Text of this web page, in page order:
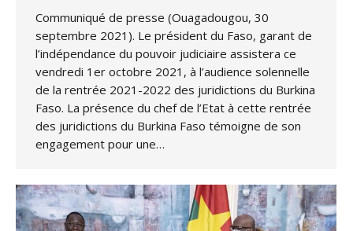
Communiqué de presse (Ouagadougou, 30
septembre 2021). Le président du Faso, garant de
l’indépendance du pouvoir judiciaire assistera ce
vendredi 1er octobre 2021, à l’audience solennelle
de la rentrée 2021-2022 des juridictions du Burkina
Faso. La présence du chef de l’Etat à cette rentrée
des juridictions du Burkina Faso témoigne de son
engagement pour une…